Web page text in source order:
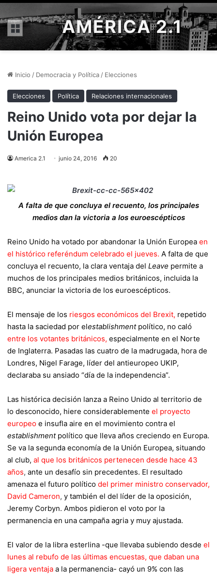
Menú AMÉRICA 2.1
Inicio / Democracia y Política / Elecciones
Elecciones Política Relaciones internacionales
Reino Unido vota por dejar la
Unión Europea
America 2.1 junio 24, 2016 20
A falta de que concluya el recuento, los principales
medios dan la victoria a los euroescépticos
Reino Unido ha votado por abandonar la Unión Europea en
el histórico referéndum celebrado el jueves. A falta de que
concluya el recuento, la clara ventaja del Leave permite a
muchos de los principales medios británicos, incluida la
BBC, anunciar la victoria de los euroescépticos.
El mensaje de los riesgos económicos del Brexit, repetido
hasta la saciedad por elestablishmentpolítico, no caló
entre los votantes británicos, especialmente en el Norte
de Inglaterra. Pasadas las cuatro de la madrugada, hora de
Londres, Nigel Farage, líder del antieuropeo UKIP,
declaraba su ansiado “día de la independencia”.
Las histórica decisión lanza a Reino Unido al territorio de
lo desconocido, hiere considerablemente el proyecto
europeo e insufla aire en el movimiento contra el
establishment político que lleva años creciendo en Europa.
Se va la segunda economía de la Unión Europea, situando
al club, al que los británicos pertenecen desde hace 43
años, ante un desafío sin precedentes. El resultado
amenaza el futuro político del primer ministro conservador,
David Cameron, y también el del líder de la oposición,
Jeremy Corbyn. Ambos pidieron el voto por la
permanencia en una campaña agria y muy ajustada.
El valor de la libra esterlina -que llevaba subiendo desde el
lunes al rebufo de las últimas encuestas, que daban una
ligera ventaja a la permanencia- cayó un 9% con las